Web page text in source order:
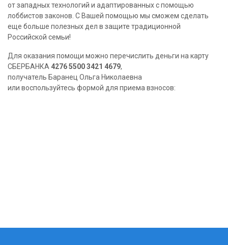
от западных технологий и адаптированных с помощью
лоббистов законов. С Вашей помощью мы сможем сделать
еще больше полезных дел в защите традиционной
Российской семьи!
Для оказания помощи можно перечислить деньги на карту
СБЕРБАНКА 4276 5500 3421 4679,
получатель Баранец Ольга Николаевна
или воспользуйтесь формой для приема взносов: